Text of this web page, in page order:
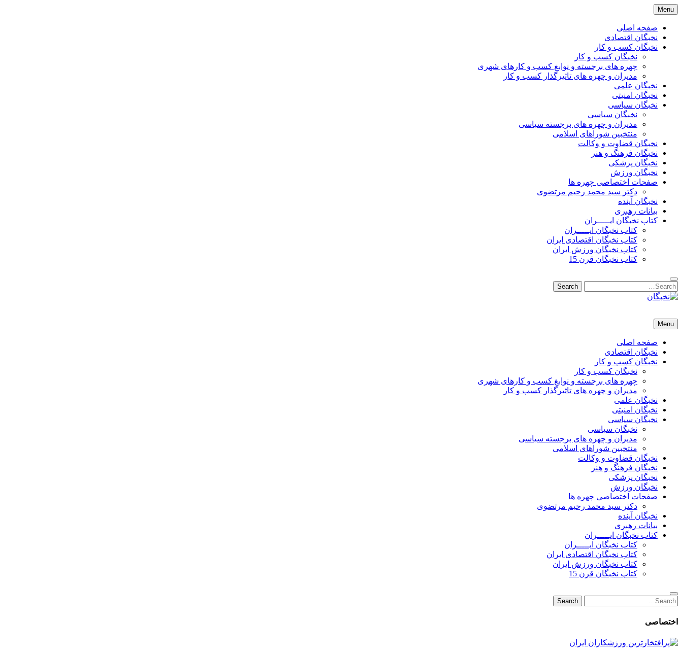
Skip
to
content
Menu
صفحه اصلی
نخبگان اقتصادی
نخبگان کسب و کار
نخبگان کسب و کار
چهره های برجسته و نوابغ کسب و کارهای شهری
مدیران و چهره های تاثیرگذار کسب و کار
نخبگان علمی
نخبگان امنیتی
نخبگان سیاسی
نخبگان سیاسی
مدیران و چهره های برجسته سیاسی
منتخبین شوراهای اسلامی
نخبگان قضاوت و وکالت
نخبگان فرهنگ و هنر
نخبگان پزشکی
نخبگان ورزش
صفحات اختصاصی چهره ها
دکتر سید محمد رحیم مرتضوی
نخبگان آینده
بیانات رهبری
کتاب نخبگان ایـــــران
کتاب نخبگان ایـــــران
کتاب نخبگان اقتصادی ایران
کتاب نخبگان ورزش ایران
کتاب نخبگان قرن 15
Search
for:
Search
نخبگان تایمز/ کتاب نخبگان + پورتال رسمی کتاب نخبگان ایران – کتاب نخبگان اقتصادی ایران – کتاب نخبگان قرن 15 – کتاب نخبگان ورزش ایران – کتاب نخبگان کسب و کار ایران – کتاب نخبگان ایران
Menu
صفحه اصلی
نخبگان اقتصادی
نخبگان کسب و کار
نخبگان کسب و کار
چهره های برجسته و نوابغ کسب و کارهای شهری
مدیران و چهره های تاثیرگذار کسب و کار
نخبگان علمی
نخبگان امنیتی
نخبگان سیاسی
نخبگان سیاسی
مدیران و چهره های برجسته سیاسی
منتخبین شوراهای اسلامی
نخبگان قضاوت و وکالت
نخبگان فرهنگ و هنر
نخبگان پزشکی
نخبگان ورزش
صفحات اختصاصی چهره ها
دکتر سید محمد رحیم مرتضوی
نخبگان آینده
بیانات رهبری
کتاب نخبگان ایـــــران
کتاب نخبگان ایـــــران
کتاب نخبگان اقتصادی ایران
کتاب نخبگان ورزش ایران
کتاب نخبگان قرن 15
Search
for:
Search
اختصاصی